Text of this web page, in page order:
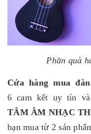
Phần quà
Cửa hàng mua
6 cam kết uy tín
TÂM ÂM NHẠC
bạn mua từ 2 sản